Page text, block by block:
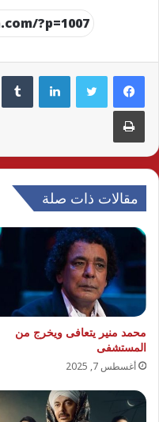
لينكدإن
طباعة
مقالات ذات صلة
محمد منير يتعافى ويخرج من
المستشفى
أغسطس 7, 2025